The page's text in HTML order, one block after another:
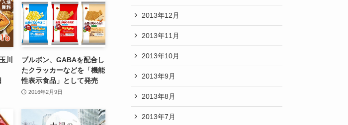
川
ブルボン、GABAを配合し
たクラッカーなどを「機能
性表示食品」として発売
2016年2月9日
2013年12月
2013年11月
2013年10月
2013年9月
2013年8月
2013年7月